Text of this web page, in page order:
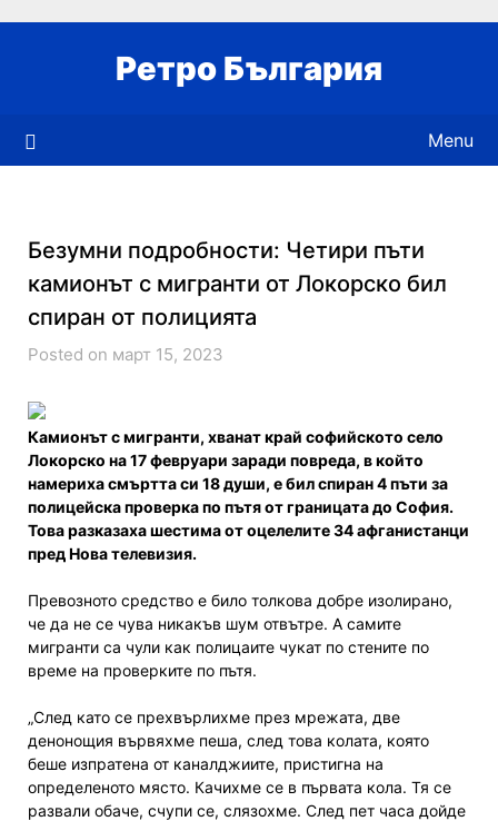
Ретро България
Menu
Безумни подробности: Четири пъти
камионът с мигранти от Локорско бил
спиран от полицията
Posted on март 15, 2023
Камионът с мигранти, хванат край софийското село
Локорско на 17 февруари заради повреда, в който
намериха смъртта си 18 души, е бил спиран 4 пъти за
полицейска проверка по пътя от границата до София.
Това разказаха шестима от оцелелите 34 афганистанци
пред Нова телевизия.
Превозното средство е било толкова добре изолирано,
че да не се чува никакъв шум отвътре. А самите
мигранти са чули как полицаите чукат по стените по
време на проверките по пътя.
„След като се прехвърлихме през мрежата, две
денонощия вървяхме пеша, след това колата, която
беше изпратена от каналджиите, пристигна на
определеното място. Качихме се в първата кола. Тя се
развали обаче, счупи се, слязохме. След пет часа дойде